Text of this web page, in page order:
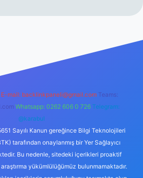
E-mail: backlinkpaneli@gmail.com Teams:
Whatsapp: 0262 606 0 726 Telegram:
@karabul
Sayılı Kanun gereğince Bilgi Teknolojileri
tarafından onaylanmış bir Yer Sağlayıcı
Bu nedenle, sitedeki içerikleri proaktif
yükümlülüğümüz bulunmamaktadır.